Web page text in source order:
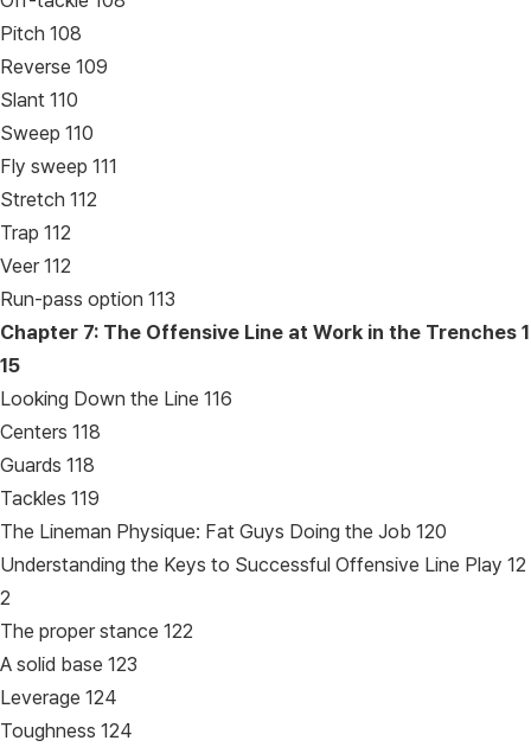
Pitch 108
Reverse 109
Slant 110
Sweep 110
Fly sweep 111
Stretch 112
Trap 112
Veer 112
Run-pass option 113
Chapter 7: The Offensive Line at Work in the Trenches 1
15
Looking Down the Line 116
Centers 118
Guards 118
Tackles 119
The Lineman Physique: Fat Guys Doing the Job 120
Understanding the Keys to Successful Offensive Line Play 12
2
The proper stance 122
A solid base 123
Leverage 124
Toughness 124